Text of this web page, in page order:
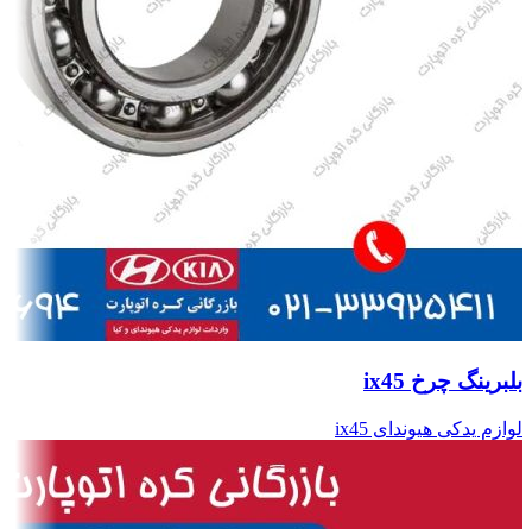
بلبرینگ چرخ ix45
لوازم یدکی هیوندای ix45